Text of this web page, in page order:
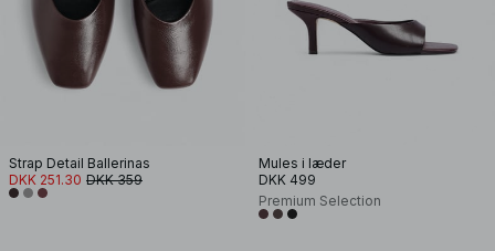
Strap Detail Ballerinas
DKK 251.30 DKK 359
Mules i læder
DKK 499
Premium Selection